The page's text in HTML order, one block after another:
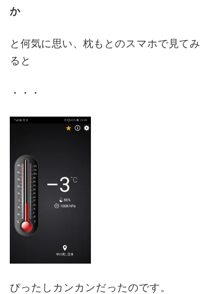
か
と何気に思い、枕もとのスマホで見てみ
ると
・・・
ぴったしカンカンだったのです。